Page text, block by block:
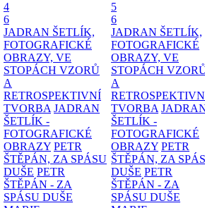
4
6
JADRAN ŠETLÍK,
FOTOGRAFICKÉ
OBRAZY, VE
STOPÁCH VZORŮ
A
RETROSPEKTIVNÍ
TVORBA JADRAN
ŠETLÍK -
FOTOGRAFICKÉ
OBRAZY PETR
ŠTĚPÁN, ZA SPÁSU
DUŠE PETR
ŠTĚPÁN - ZA
SPÁSU DUŠE
5
6
JADRAN ŠETLÍK,
FOTOGRAFICKÉ
OBRAZY, VE
STOPÁCH
A
TVORBA
ŠETLÍK -
FOTOGRAFICKÉ
OBRAZY PETR
ŠTĚPÁN, ZA
DUŠE PETR
ŠTĚPÁN - ZA
SPÁSU DUŠE